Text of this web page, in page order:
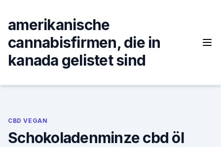
content
amerikanische
cannabisfirmen, die in
kanada gelistet sind
CBD VEGAN
Schokoladenminze cbd öl